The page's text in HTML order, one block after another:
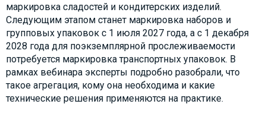
маркировка сладостей и кондитерских изделий.
Следующим этапом станет маркировка наборов и
групповых упаковок с 1 июля 2027 года, а с 1 декабря
2028 года для поэкземплярной прослеживаемости
потребуется маркировка транспортных упаковок. В
рамках вебинара эксперты подробно разобрали, что
такое агрегация, кому она необходима и какие
технические решения применяются на практике.